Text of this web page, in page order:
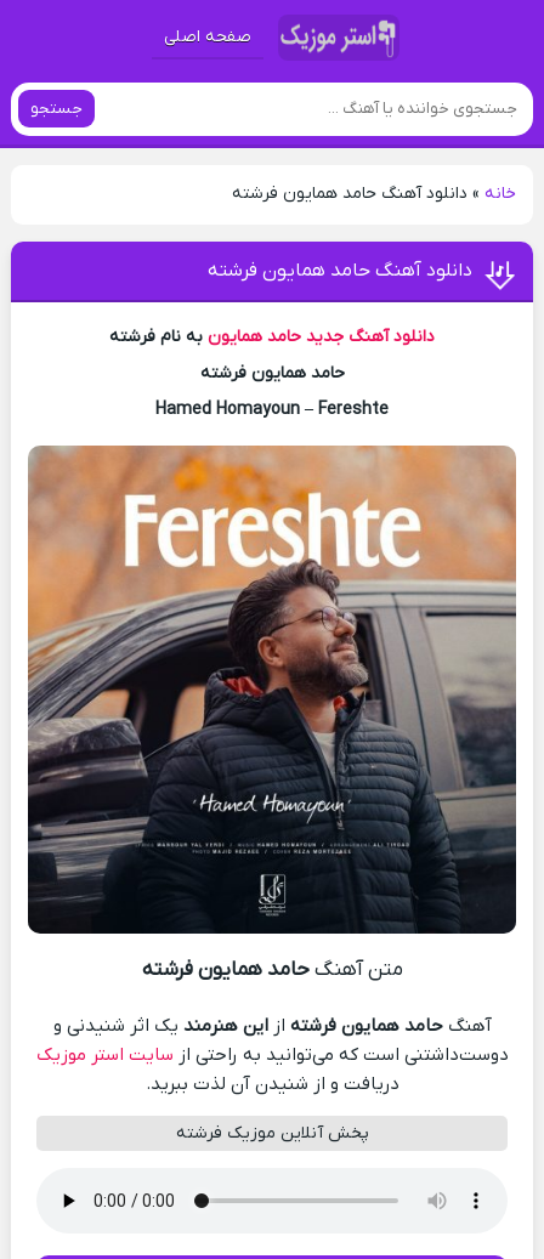
صفحه اصلی
جستجو
خانه» دانلود آهنگ حامد همایون فرشته
دانلود آهنگ حامد همایون فرشته
دانلود آهنگ جدید حامد همایون به نام فرشته
حامد همایون فرشته
Hamed Homayoun – Fereshte
متن آهنگحامد همایون فرشته
آهنگحامد همایون فرشته ازاین هنرمند یک اثر شنیدنی و
دوست‌داشتنی است که می‌توانید به راحتی از سایت استر موزیک
دریافت و از شنیدن آن لذت ببرید.
پخش آنلاین موزیک فرشته